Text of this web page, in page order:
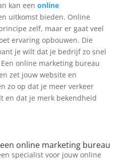
kan een online
uitkomst bieden. Online
zelf, maar er gaat veel
ervaring opbouwen. Die
je wilt dat je bedrijf zo snel
online marketing bureau
zet jouw website en
zo op dat je meer verkeer
en dat je merk bekendheid
online marketing bureau
specialist voor jouw online